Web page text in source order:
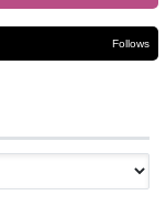
Follows